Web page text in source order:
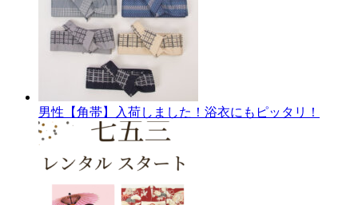
男性【角帯】入荷しました！浴衣にもピッタリ！